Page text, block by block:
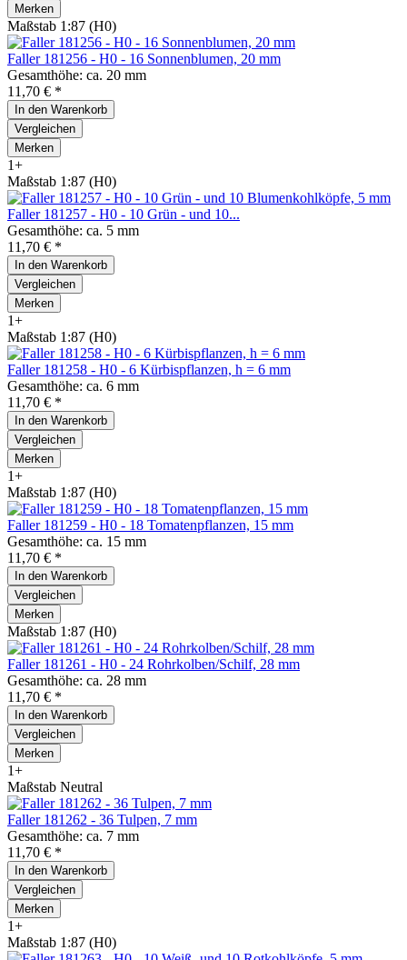
Merken
Maßstab 1:87 (H0)
Faller 181256 - H0 - 16 Sonnenblumen, 20 mm
Gesamthöhe: ca. 20 mm
11,70 € *
In den Warenkorb
Vergleichen
Merken
1+
Maßstab 1:87 (H0)
Faller 181257 - H0 - 10 Grün - und 10...
Gesamthöhe: ca. 5 mm
11,70 € *
In den Warenkorb
Vergleichen
Merken
1+
Maßstab 1:87 (H0)
Faller 181258 - H0 - 6 Kürbispflanzen, h = 6 mm
Gesamthöhe: ca. 6 mm
11,70 € *
In den Warenkorb
Vergleichen
Merken
1+
Maßstab 1:87 (H0)
Faller 181259 - H0 - 18 Tomatenpflanzen, 15 mm
Gesamthöhe: ca. 15 mm
11,70 € *
In den Warenkorb
Vergleichen
Merken
Maßstab 1:87 (H0)
Faller 181261 - H0 - 24 Rohrkolben/Schilf, 28 mm
Gesamthöhe: ca. 28 mm
11,70 € *
In den Warenkorb
Vergleichen
Merken
1+
Maßstab Neutral
Faller 181262 - 36 Tulpen, 7 mm
Gesamthöhe: ca. 7 mm
11,70 € *
In den Warenkorb
Vergleichen
Merken
1+
Maßstab 1:87 (H0)